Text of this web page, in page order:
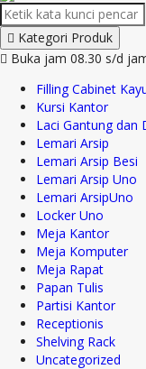
Kategori Produk
Buka jam 08.30 s/d
Filling Cabinet
Kursi Kantor
Laci Gantung dan
Lemari Arsip
Lemari Arsip Besi
Lemari Arsip Uno
Lemari ArsipUno
Locker Uno
Meja Kantor
Meja Komputer
Meja Rapat
Papan Tulis
Partisi Kantor
Receptionis
Shelving Rack
Uncategorized